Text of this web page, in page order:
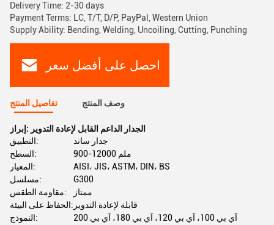
Delivery Time: 2-30 days
Payment Terms: LC, T/T, D/P, PayPal, Western Union
Supply Ability: Bending, Welding, Uncoiling, Cutting, Punching
احصل على أفضل سعر
تفاصيل المنتج وصف المنتج
إبراز: الجدار الداعم القابل لإعادة التدوير
التطبيق:
جدار ساند
السطح:
900-12000 ملم
المعيار:
AISI، JIS، ASTM، DIN، BS
مسلسل:
G300
مقاومة الطقس:
ممتاز
الحفاظ على البيئة: قابلة لإعادة التدوير
النموذج:
آي بي 100، آي بي 120، آي بي 180، آي بي 200